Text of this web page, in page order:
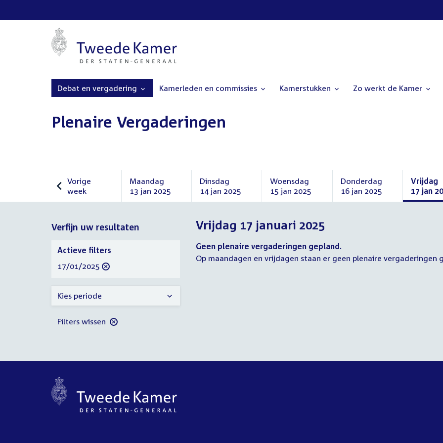
Debat en vergadering Kamerleden en commissies Kamerstukken Zo werkt de Kamer
Plenaire Vergaderingen
Vorige
week
Vorige
Maandag
13 jan 2025
Maandag
2025
Dinsdag
14 jan 2025
Dinsdag
januari
2025
Woensdag
15 jan 2025
Woensdag
januari
2025
Donderdag
16 jan 2025
Donderdag
Vrijdag
17 jan
Vrijdag
Vrijdag 17 januari 2025
Verfijn uw resultaten
Geen plenaire vergaderingen gepland.
Op maandagen en vrijdagen staan er geen plenaire vergaderingen
Verfijn
uw
resultaten
Actieve filters
verwijder
17/01/2025
Kies periode
Filters wissen